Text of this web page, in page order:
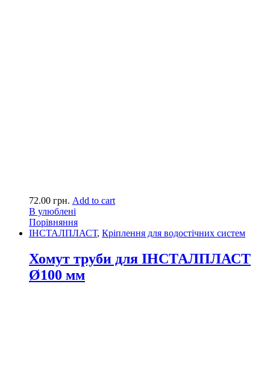
72.00 грн. Add to cart
В улюблені
Порівняння
ІНСТАЛПЛАСТ, Кріплення для водостічних систем
Хомут труби для ІНСТАЛПЛАСТ
Ø100 мм